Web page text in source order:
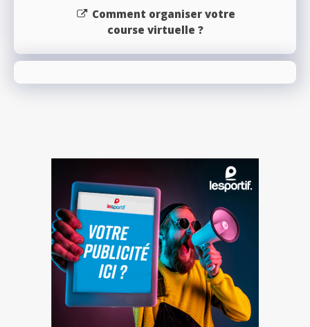
Comment organiser votre
course virtuelle ?